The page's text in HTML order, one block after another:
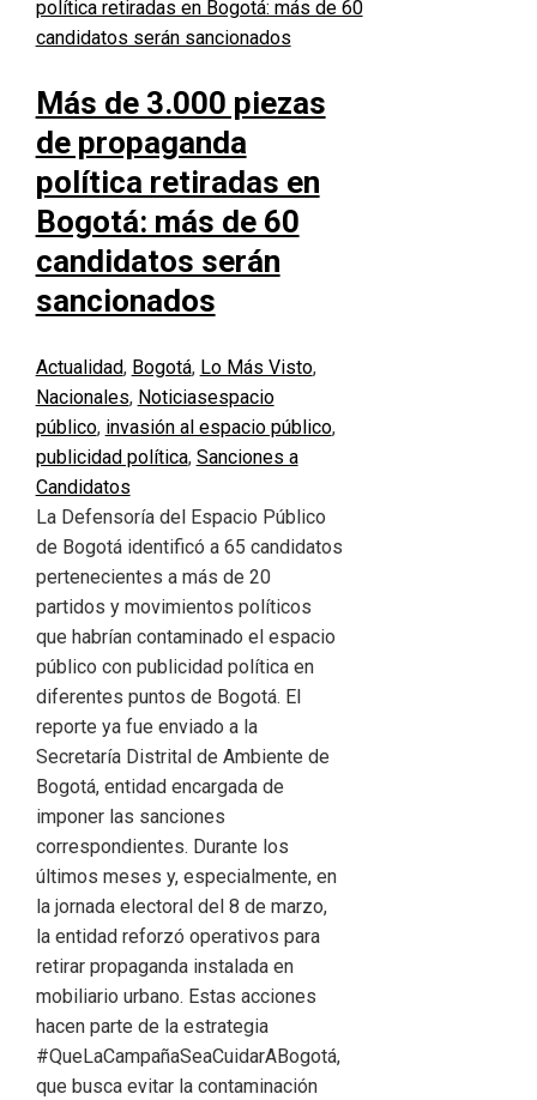
Más de 3.000 piezas
de propaganda
política retiradas en
Bogotá: más de 60
candidatos serán
sancionados
Actualidad, Bogotá, Lo Más Visto,
Nacionales, Noticiasespacio
público, invasión al espacio público,
publicidad política, Sanciones a
Candidatos
La Defensoría del Espacio Público
de Bogotá identificó a 65 candidatos
pertenecientes a más de 20
partidos y movimientos políticos
que habrían contaminado el espacio
público con publicidad política en
diferentes puntos de Bogotá. El
reporte ya fue enviado a la
Secretaría Distrital de Ambiente de
Bogotá, entidad encargada de
imponer las sanciones
correspondientes. Durante los
últimos meses y, especialmente, en
la jornada electoral del 8 de marzo,
la entidad reforzó operativos para
retirar propaganda instalada en
mobiliario urbano. Estas acciones
hacen parte de la estrategia
#QueLaCampañaSeaCuidarABogotá,
que busca evitar la contaminación